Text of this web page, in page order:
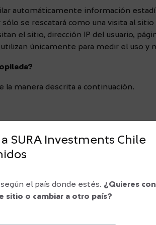
automáticamente información
se rescatará como una visita al
el sitio, dirección IP del usuario,
únicamente para medir el uso
la manera descrita a continuación.
de información recibidas
el fin de mejorar los productos,
o información de contacto a
SURA Investments Chile
el país donde estés. ¿Quieres
sitio o cambiar a otro país?